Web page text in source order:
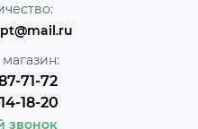
71-72
18-20
звонок